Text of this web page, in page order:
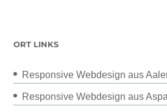
ORT LINKS
Responsive Webdesign aus
Responsive Webdesign aus